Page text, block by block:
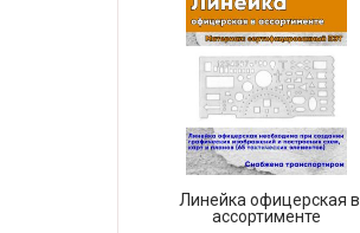
Линейка офицерская в
ассортименте